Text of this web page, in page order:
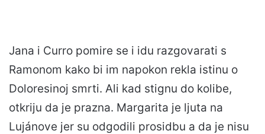
Jana i Curro pomire se i idu razgovarati s
Ramonom kako bi im napokon rekla istinu o
Doloresinoj smrti. Ali kad stignu do kolibe,
otkriju da je prazna. Margarita je ljuta na
Lujánove jer su odgodili prosidbu a da je nisu